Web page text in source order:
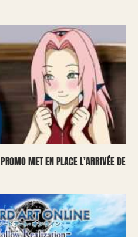
MET EN PLACE L’ARRIVÉE DE